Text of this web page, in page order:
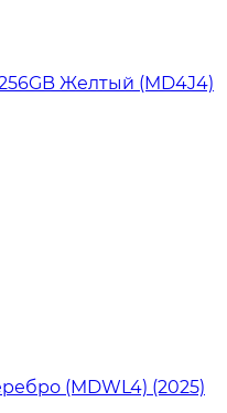
Желтый (MD4J4)
(MDWL4) (2025)